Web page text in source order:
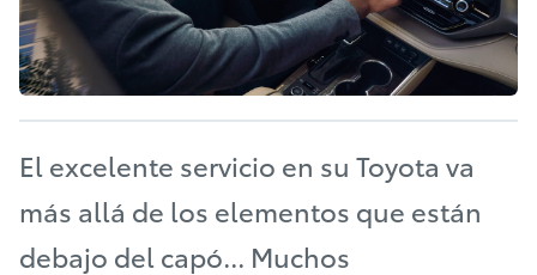
El excelente servicio en su Toyota va
más allá de los elementos que están
debajo del capó... Muchos